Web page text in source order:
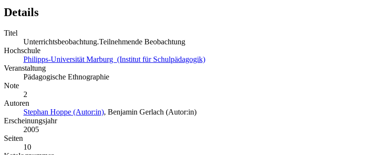
Details
Titel
Unterrichtsbeobachtung.Teilnehmende Beobachtung
Hochschule
Philipps-Universität Marburg (Institut für Schulpädagogik)
Veranstaltung
Pädagogische Ethnographie
Note
2
Autoren
Stephan Hoppe (Autor:in), Benjamin Gerlach (Autor:in)
Erscheinungsjahr
2005
Seiten
10